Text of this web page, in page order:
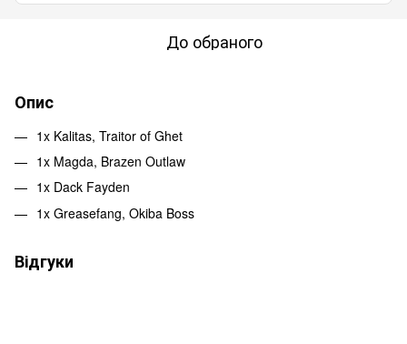
До обраного
Опис
1x Kalitas, Traitor of Ghet
1x Magda, Brazen Outlaw
1x Dack Fayden
1x Greasefang, Okiba Boss
Відгуки